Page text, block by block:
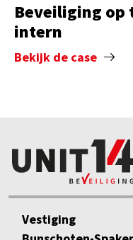
Beveiliging
intern
Bekijk de case
Vestiging